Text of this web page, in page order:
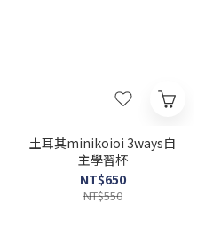
土耳其minikoioi 3ways自
主學習杯
NT$650
NT$550